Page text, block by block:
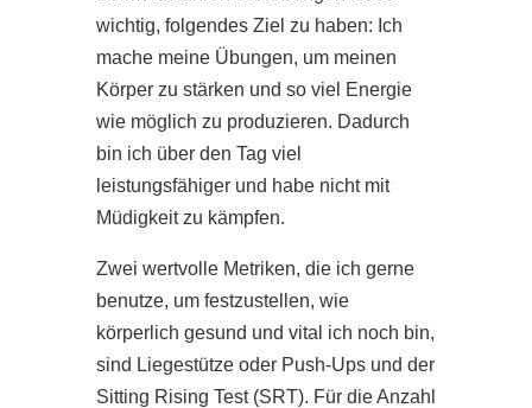
wichtig, folgendes Ziel zu haben: Ich
mache meine Übungen, um meinen
Körper zu stärken und so viel Energie
wie möglich zu produzieren. Dadurch
bin ich über den Tag viel
leistungsfähiger und habe nicht mit
Müdigkeit zu kämpfen.
Zwei wertvolle Metriken, die ich gerne
benutze, um festzustellen, wie
körperlich gesund und vital ich noch bin,
sind Liegestütze oder Push-Ups und der
Sitting Rising Test (SRT). Für die Anzahl